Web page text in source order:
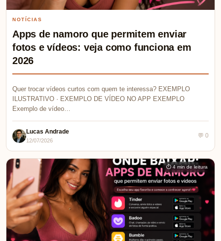
NOTÍCIAS
Apps de namoro que permitem enviar
fotos e vídeos: veja como funciona em
2026
Quer trocar vídeos curtos com quem te interessa? EXEMPLO
ILUSTRATIVO · EXEMPLO DE VÍDEO NO APP EXEMPLO
Exemplo de vídeo…
Lucas Andrade
12/07/2026
💬 0
⏱ 4 min de leitura